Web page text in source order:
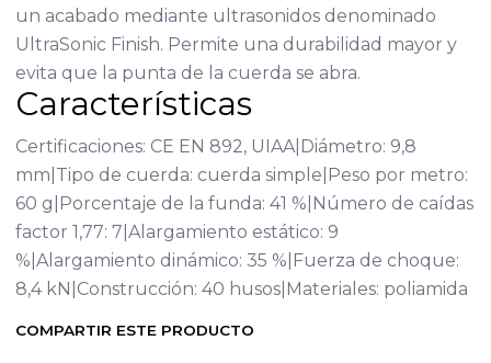
un acabado mediante ultrasonidos denominado
UltraSonic Finish. Permite una durabilidad mayor y
evita que la punta de la cuerda se abra.
Características
Certificaciones: CE EN 892, UIAA|Diámetro: 9,8
mm|Tipo de cuerda: cuerda simple|Peso por metro:
60 g|Porcentaje de la funda: 41 %|Número de caídas
factor 1,77: 7|Alargamiento estático: 9
%|Alargamiento dinámico: 35 %|Fuerza de choque:
8,4 kN|Construcción: 40 husos|Materiales: poliamida
COMPARTIR ESTE PRODUCTO